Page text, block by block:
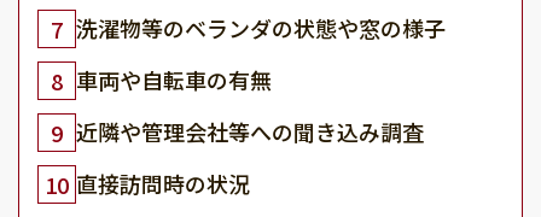
7 洗濯物等のベランダの状態や窓の様子
8 車両や自転車の有無
9 近隣や管理会社等への聞き込み調査
10 直接訪問時の状況